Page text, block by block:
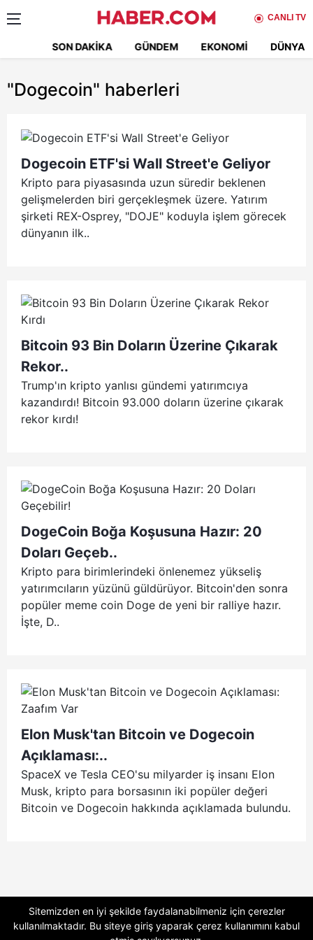
CANLI TV
SON DAKIKA GÜNDEM EKONOMI DÜNYA
"Dogecoin" haberleri
Dogecoin ETF'si Wall Street'e Geliyor
Kripto para piyasasında uzun süredir beklenen
gelişmelerden biri gerçekleşmek üzere. Yatırım
şirketi REX-Osprey, "DOJE" koduyla işlem görecek
dünyanın ilk..
Bitcoin 93 Bin Doların Üzerine Çıkarak
Rekor..
Trump'ın kripto yanlısı gündemi yatırımcıya
kazandırdı! Bitcoin 93.000 doların üzerine çıkarak
rekor kırdı!
DogeCoin Boğa Koşusuna Hazır: 20
Doları Geçeb..
Kripto para birimlerindeki önlenemez yükseliş
yatırımcıların yüzünü güldürüyor. Bitcoin'den sonra
popüler meme coin Doge de yeni bir ralliye hazır.
İşte, D..
Elon Musk'tan Bitcoin ve Dogecoin
Açıklaması:..
SpaceX ve Tesla CEO'su milyarder iş insanı Elon
Musk, kripto para borsasının iki popüler değeri
Bitcoin ve Dogecoin hakkında açıklamada bulundu.
Sitemizden en iyi şekilde faydalanabilmeniz için çerezler
kullanılmaktadır. Bu siteye giriş yaparak çerez kullanımını kabul